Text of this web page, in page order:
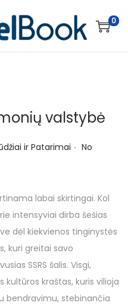
0
valstybė
ir Patarimai . No
labai skirtingai. Kol
intensyviai dirba šešias
dėl kiekvienos tinginystės
kuri greitai savo
SSRS šalis. Visgi,
kraštas, kuris vilioja
bendravimu, stebinančia